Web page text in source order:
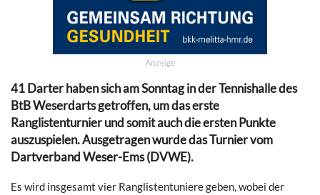
Anzeige
41 Darter haben sich am Sonntag in der Tennishalle des
BtB Weserdarts getroffen, um das erste
Ranglistenturnier und somit auch die ersten Punkte
auszuspielen. Ausgetragen wurde das Turnier vom
Dartverband Weser-Ems (DVWE).
Es wird insgesamt vier Ranglistentuniere geben, wobei der